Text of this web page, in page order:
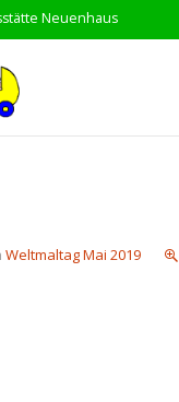
Neuenhaus
Weltmaltag Mai 2019